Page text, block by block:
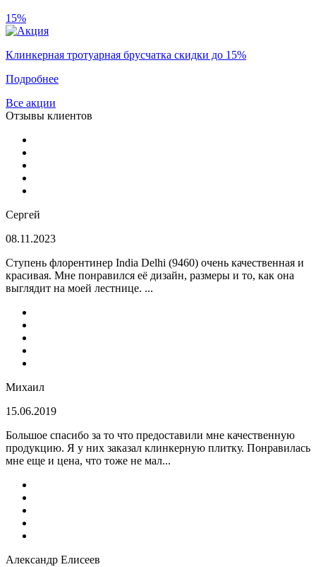
15%
Клинкерная тротуарная брусчатка скидки до 15%
Подробнее
Все акции
Отзывы клиентов
Сергей
08.11.2023
Ступень флорентинер India Delhi (9460) очень качественная и
красивая. Мне понравился её дизайн, размеры и то, как она
выглядит на моей лестнице. ...
Михаил
15.06.2019
Большое спасибо за то что предоставили мне качественную
продукцию. Я у них заказал клинкерную плитку. Понравилась
мне еще и цена, что тоже не мал...
Александр Елисеев